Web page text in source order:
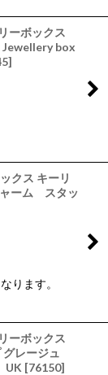
ーボックス
Jewellery box
]
クス キーリ
ャーム スタッ
ります。
ーボックス
レージュ
UK [76150]